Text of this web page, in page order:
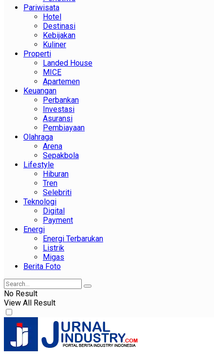
Pariwisata
Hotel
Destinasi
Kebijakan
Kuliner
Properti
Landed House
MICE
Apartemen
Keuangan
Perbankan
Investasi
Asuransi
Pembiayaan
Olahraga
Arena
Sepakbola
Lifestyle
Hiburan
Tren
Selebriti
Teknologi
Digital
Payment
Energi
Energi Terbarukan
Listrik
Migas
Berita Foto
No Result
View All Result